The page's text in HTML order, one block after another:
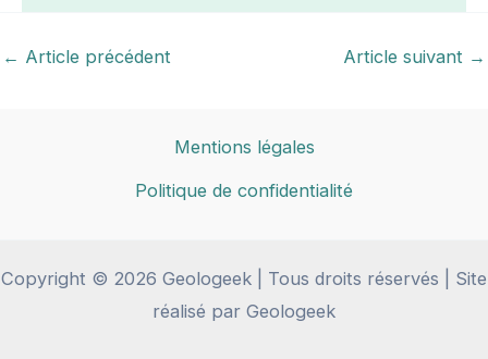
← Article précédent Article suivant →
Mentions légales
Politique de confidentialité
Copyright © 2026 Geologeek | Tous droits réservés | Site
réalisé par Geologeek